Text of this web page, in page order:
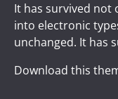
It has survived not
into electronic
unchanged. It has
Download this